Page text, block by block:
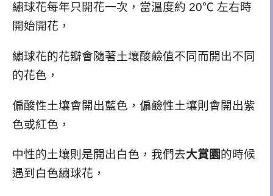
繡球花每年只開花一次，當溫度約 20℃ 左右時
開始開花，
繡球花的花瓣會隨著土壤酸鹼值不同而開出不同
的花色，
偏酸性土壤會開出藍色，偏鹼性土壤則會開出紫
色或紅色，
中性的土壤則是開出白色，我們去大賞園的時候
遇到白色繡球花，